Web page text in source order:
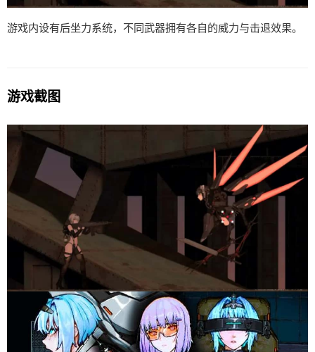
游戏内设有后坐力系统，不同武器拥有各自的威力与击退效果。
游戏截图